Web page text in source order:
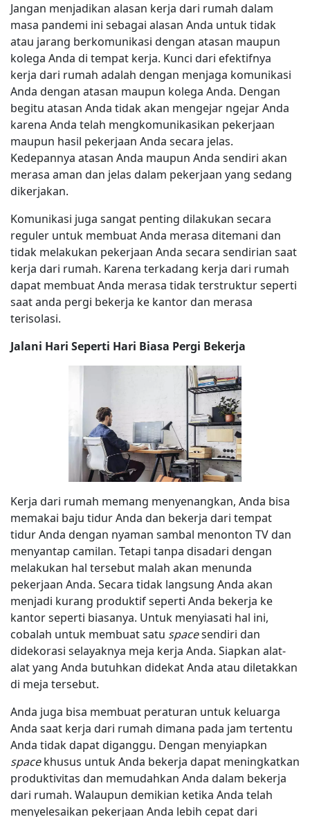
Jangan menjadikan alasan kerja dari rumah dalam
masa pandemi ini sebagai alasan Anda untuk tidak
atau jarang berkomunikasi dengan atasan maupun
kolega Anda di tempat kerja. Kunci dari efektifnya
kerja dari rumah adalah dengan menjaga komunikasi
Anda dengan atasan maupun kolega Anda. Dengan
begitu atasan Anda tidak akan mengejar ngejar Anda
karena Anda telah mengkomunikasikan pekerjaan
maupun hasil pekerjaan Anda secara jelas.
Kedepannya atasan Anda maupun Anda sendiri akan
merasa aman dan jelas dalam pekerjaan yang sedang
dikerjakan.
Komunikasi juga sangat penting dilakukan secara
reguler untuk membuat Anda merasa ditemani dan
tidak melakukan pekerjaan Anda secara sendirian saat
kerja dari rumah. Karena terkadang kerja dari rumah
dapat membuat Anda merasa tidak terstruktur seperti
saat anda pergi bekerja ke kantor dan merasa
terisolasi.
Jalani Hari Seperti Hari Biasa Pergi Bekerja
Kerja dari rumah memang menyenangkan, Anda bisa
memakai baju tidur Anda dan bekerja dari tempat
tidur Anda dengan nyaman sambal menonton TV dan
menyantap camilan. Tetapi tanpa disadari dengan
melakukan hal tersebut malah akan menunda
pekerjaan Anda. Secara tidak langsung Anda akan
menjadi kurang produktif seperti Anda bekerja ke
kantor seperti biasanya. Untuk menyiasati hal ini,
cobalah untuk membuat satu spacesendiri dan
didekorasi selayaknya meja kerja Anda. Siapkan alat-
alat yang Anda butuhkan didekat Anda atau diletakkan
di meja tersebut.
Anda juga bisa membuat peraturan untuk keluarga
Anda saat kerja dari rumah dimana pada jam tertentu
Anda tidak dapat diganggu. Dengan menyiapkan
spacekhusus untuk Anda bekerja dapat meningkatkan
produktivitas dan memudahkan Anda dalam bekerja
dari rumah. Walaupun demikian ketika Anda telah
menyelesaikan pekerjaan Anda lebih cepat dari